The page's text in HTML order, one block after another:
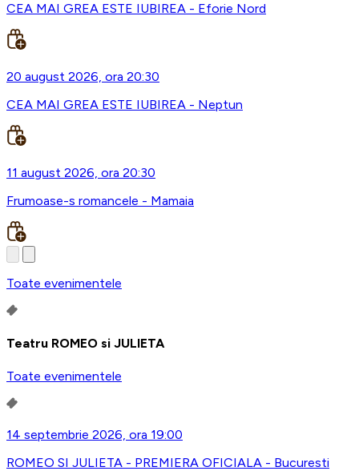
CEA MAI GREA ESTE IUBIREA - Eforie Nord
20 august 2026, ora 20:30
CEA MAI GREA ESTE IUBIREA - Neptun
11 august 2026, ora 20:30
Frumoase-s romancele - Mamaia
Toate evenimentele
Teatru ROMEO si JULIETA
Toate evenimentele
14 septembrie 2026, ora 19:00
ROMEO SI JULIETA - PREMIERA OFICIALA - Bucuresti